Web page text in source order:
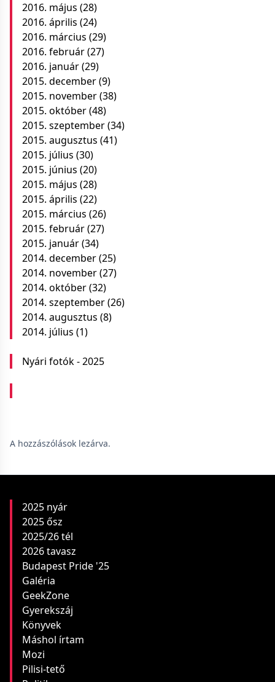
2016. május (28)
2016. április (24)
2016. március (29)
2016. február(27)
2016. január(29)
2015. december(9)
2015. november(38)
2015. október(48)
2015. szeptember(34)
2015. augusztus (41)
2015. július (30)
2015. június (20)
2015. május (28)
2015. április (22)
2015. március (26)
2015. február(27)
2015. január(34)
2014. december(25)
2014. november(27)
2014. október(32)
2014. szeptember(26)
2014. augusztus (8)
2014. július (1)
Nyári fotók - 2025
A hozzászólások lezárva.
2025 nyár
2025 ősz
2025/26 tél
2026 tavasz
Budapest Pride '25
Galéria
GeekZone
Gyerekszáj
Könyvek
Máshol írtam
Mozi
Pilisi-tető